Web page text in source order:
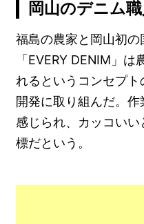
岡山のデニム
福島の農家と岡山初
「EVERY DENIM」
れるというコンセプ
開発に取り組んだ。
感じられ、カッコい
標だという。